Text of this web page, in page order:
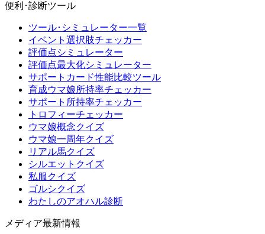
便利･診断ツール
ツール･シミュレーター一覧
イベント選択肢チェッカー
評価点シミュレーター
評価点最大化シミュレーター
サポートカード性能比較ツール
育成ウマ娘所持率チェッカー
サポート所持率チェッカー
トロフィーチェッカー
ウマ娘概念クイズ
ウマ娘一周年クイズ
リアル馬クイズ
シルエットクイズ
私服クイズ
ゴルシクイズ
わたしのアオハル診断
メディア最新情報